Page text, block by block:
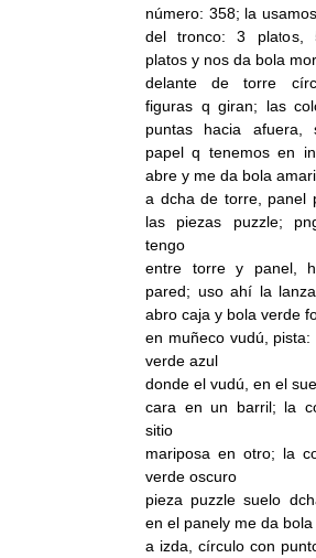
número: 358; la
del tronco: 3 platos,
platos y nos da bola
delante de torre
figuras q giran; las
puntas hacia afuera,
papel q tenemos en
abre y me da bola
a dcha de torre, panel
las piezas puzzle;
tengo
entre torre y panel,
pared; uso ahí la
abro caja y bola verde
en muñeco vudú,
verde azul
donde el vudú, en el
cara en un barril; la
sitio
mariposa en otro; la
verde oscuro
pieza puzzle suelo
en el panely me da bola
a izda, círculo con